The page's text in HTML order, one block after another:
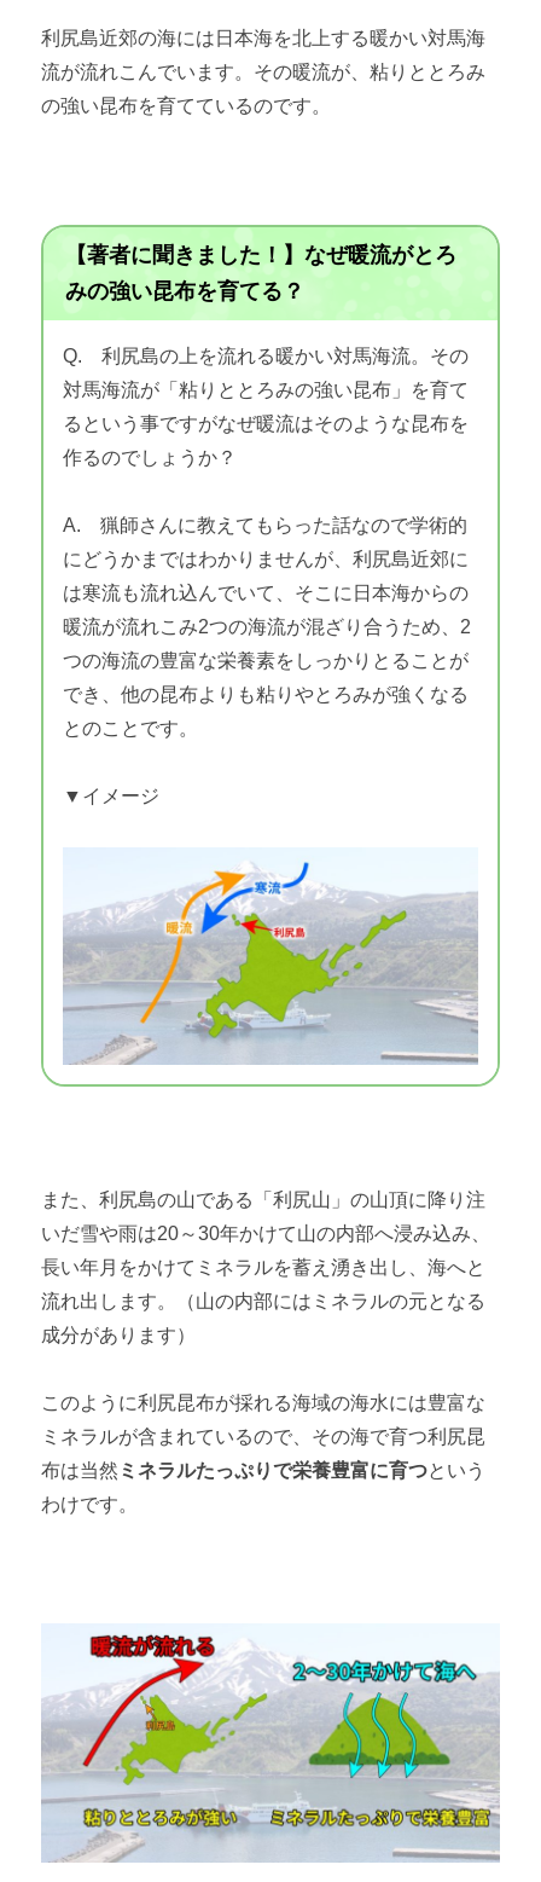
利尻島近郊の海には日本海を北上する暖かい対馬海
流が流れこんでいます。その暖流が、粘りととろみ
の強い昆布を育てているのです。
【著者に聞きました！】なぜ暖流がとろ
みの強い昆布を育てる？
Q. 利尻島の上を流れる暖かい対馬海流。その
対馬海流が「粘りととろみの強い昆布」を育て
るという事ですがなぜ暖流はそのような昆布を
作るのでしょうか？
A. 猟師さんに教えてもらった話なので学術的
にどうかまではわかりませんが、利尻島近郊に
は寒流も流れ込んでいて、そこに日本海からの
暖流が流れこみ2つの海流が混ざり合うため、2
つの海流の豊富な栄養素をしっかりとることが
でき、他の昆布よりも粘りやとろみが強くなる
とのことです。
▼イメージ
また、利尻島の山である「利尻山」の山頂に降り注
いだ雪や雨は20～30年かけて山の内部へ浸み込み、
長い年月をかけてミネラルを蓄え湧き出し、海へと
流れ出します。（山の内部にはミネラルの元となる
成分があります）
このように利尻昆布が採れる海域の海水には豊富な
ミネラルが含まれているので、その海で育つ利尻昆
布は当然 ミネラルたっぷりで栄養豊富に育つという
わけです。